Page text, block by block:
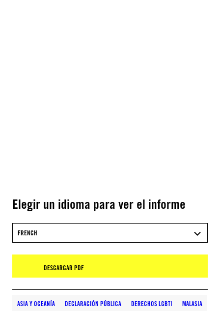
Elegir un idioma para ver el informe
FRENCH
DESCARGAR PDF
ASIA Y OCEANÍA DECLARACIÓN PÚBLICA DERECHOS LGBTI MALASIA